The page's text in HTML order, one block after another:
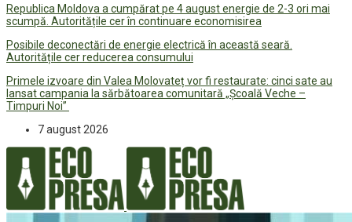
Republica Moldova a cumpărat pe 4 august energie de 2-3 ori mai
scumpă. Autoritățile cer în continuare economisirea
Posibile deconectări de energie electrică în această seară.
Autoritățile cer reducerea consumului
Primele izvoare din Valea Molovateț vor fi restaurate: cinci sate au
lansat campania la sărbătoarea comunitară „Școală Veche –
Timpuri Noi”
7 august 2026